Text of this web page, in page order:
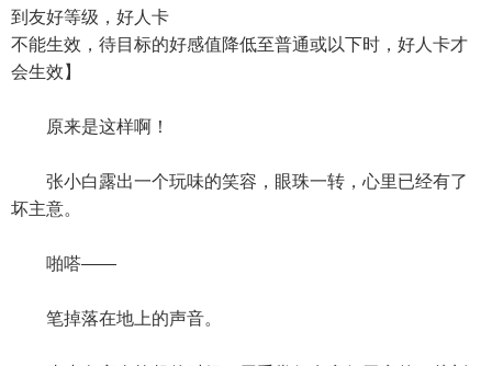
到友好等级，好人卡
不能生效，待目标的好感值降低至普通或以下时，好人卡才
会生效】
原来是这样啊！
张小白露出一个玩味的笑容，眼珠一转，心里已经有了
坏主意。
啪嗒——
笔掉落在地上的声音。